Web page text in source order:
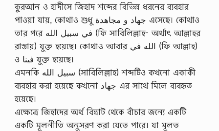
কুরআন ও হাদীসে জিহাদ শব্দের বিভিন্ন ধরনের ব্যবহার
পাওয়া যায়, কোথাও শুধু جهاد و مجاهدة এসেছে। কোথাও
তার পরে في سبيل الله (ফি সাবিলিল্লাহ- অর্থাৎ আল্লাহর
রাস্তায়) যুক্ত হয়েছে। কোথাও আবার الله في (ফি আল্লাহ)
ও فينا যুক্ত হয়েছে।
এমনকি سبيل الله (সাবিলিল্লাহ) শব্দটিও কখনো একাকী
ব্যবহার করা হয়েছে কখনো جهاد এর সাথে মিলে ব্যবহৃত
হয়েছে।
এক্ষেত্রে জিহাদের অর্থ বিভ্রাট থেকে বাঁচার জন্যে একটি
একটি মূলনীতি অনুসরণ করা যেতে পারে। যা মূলত